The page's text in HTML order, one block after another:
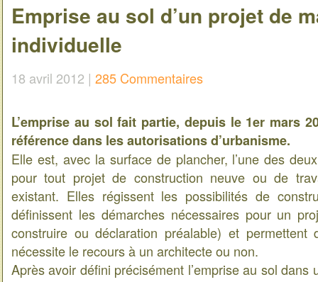
Emprise au sol d’un projet de
individuelle
18 avril 2012 | 285 Commentaires
L’emprise au sol fait partie, depuis le 1er mars
référence dans les autorisations d’urbanisme.
Elle est, avec la surface de plancher, l’une des
pour tout projet de construction neuve ou de
existant. Elles régissent les possibilités de
définissent les démarches nécessaires pour un
construire ou déclaration préalable) et
nécessite le recours à un architecte ou non.
Après avoir défini précisément l’emprise au sol dans